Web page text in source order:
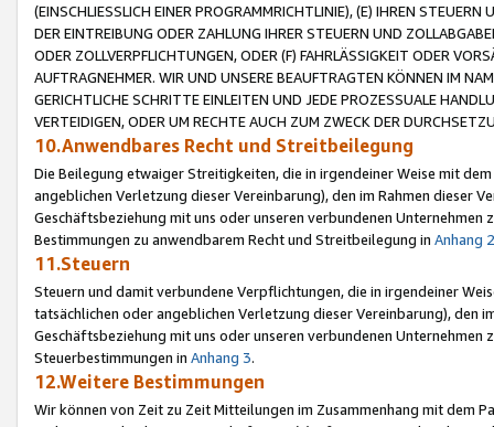
(EINSCHLIESSLICH EINER PROGRAMMRICHTLINIE), (E) IHREN
DER EINTREIBUNG ODER ZAHLUNG IHRER STEUERN UND
ODER ZOLLVERPFLICHTUNGEN, ODER (F) FAHRLÄSSIGKEIT ODER
AUFTRAGNEHMER. WIR UND UNSERE BEAUFTRAGTEN KÖNNEN IM
GERICHTLICHE SCHRITTE EINLEITEN UND JEDE PROZESSUALE
VERTEIDIGEN, ODER UM RECHTE AUCH ZUM ZWECK DER
10.Anwendbares Recht und Streitbeilegung
Die Beilegung etwaiger Streitigkeiten, die in irgendeiner Weise mit
angeblichen Verletzung dieser Vereinbarung), den im Rahmen dieser
Geschäftsbeziehung mit uns oder unseren verbundenen
Bestimmungen zu anwendbarem Recht und Streitbeilegung in Anhang 2
11.Steuern
Steuern und damit verbundene Verpflichtungen, die in irgendeiner
tatsächlichen oder angeblichen Verletzung dieser Vereinbarung), den
Geschäftsbeziehung mit uns oder unseren verbundenen
Steuerbestimmungen in Anhang 3.
12.Weitere Bestimmungen
Wir können von Zeit zu Zeit Mitteilungen im Zusammenhang mit dem